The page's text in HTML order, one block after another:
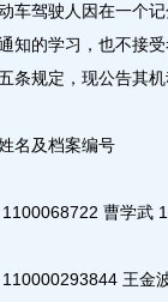
驾驶人因在一个记
知的学习，也不接
条规定，现公告其机
及档案编号
曹学武
王金